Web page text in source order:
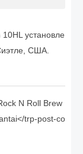
установле
США.
N Roll Brew
trp-post-co